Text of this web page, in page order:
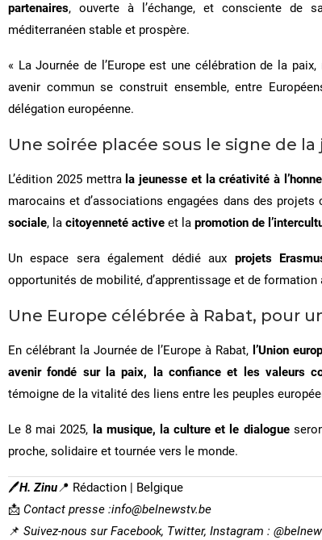
partenaires, ouverte à l’échange, et consciente de
méditerranéen stable et prospère.
« La Journée de l’Europe est une célébration de la
avenir commun se construit ensemble, entre
délégation européenne.
Une soirée placée sous le signe de
L’édition 2025 mettra la jeunesse et la créativité à
marocains et d’associations engagées dans des projets
sociale, lacitoyenneté active et lapromotion de
Un espace sera également dédié aux projets
opportunités de mobilité, d’apprentissage et de formation
Une Europe célébrée à Rabat, pour
En célébrant la Journée de l’Europe à Rabat, l’Union
avenir fondé sur la paix, la confiance et les valeurs
témoigne de la vitalité des liens entre les peuples
Le 8 mai 2025, la musique, la culture et le dialogue
proche, solidaire et tournée vers le monde.
🖊H. Zinu📍 Rédaction | Belgique
📩 Contact presse :info@belnewstv.be
📌Suivez-nous sur Facebook, Twitter, Instagram :